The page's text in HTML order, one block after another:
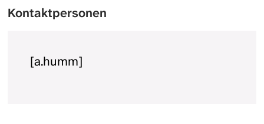
Kontaktpersonen
[a.humm]